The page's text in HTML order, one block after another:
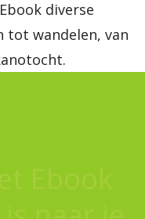
diverse
tot wandelen, van